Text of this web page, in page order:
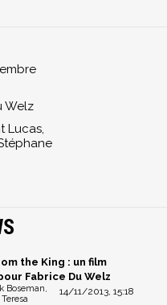
Welz
Lucas,
the King : un film
Fabrice Du Welz
14/11/2013, 15:18
Boseman,